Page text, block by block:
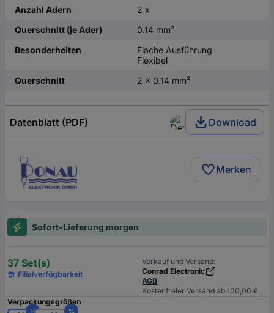
Anzahl Adern
2 x
Querschnitt (je Ader)
0.14 mm²
Besonderheiten
Flache Ausführung
Flexibel
Querschnitt
2 x 0.14 mm²
Datenblatt (PDF) Download
Merken
Sofort-Lieferung morgen
37 Set(s)
Filialverfügbarkeit
Verkauf und Versand:
Conrad Electronic
AGB
Kostenfreier Versand ab 100,00 €
Verpackungsgrößen
% %